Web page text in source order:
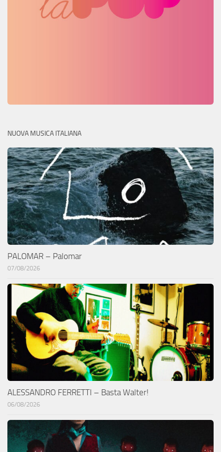
NUOVA MUSICA ITALIANA
PALOMAR – Palomar
07/08/2026
ALESSANDRO FERRETTI – Basta Walter!
06/08/2026